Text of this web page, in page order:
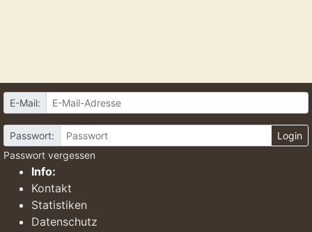
E-Mail:
Passwort:
Login
Passwort vergessen
Info:
Kontakt
Statistiken
Datenschutz